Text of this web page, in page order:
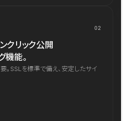
02
クリック公開
機能。
。SSLを標準で備え、安定したサイ